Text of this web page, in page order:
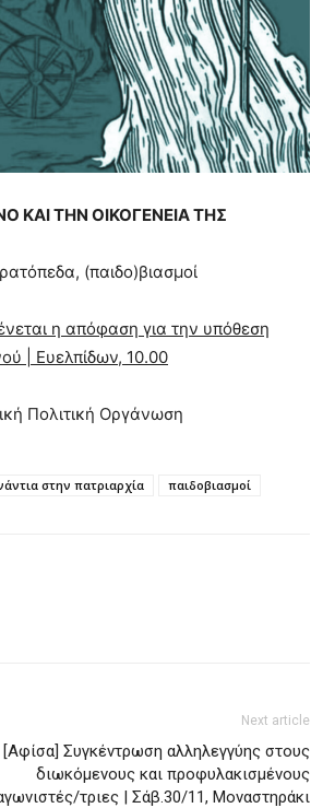
ΤΗΝ ΟΙΚΟΓΕΝΕΙΑ ΤΗΣ
(παιδο)βιασμοί
η απόφαση για την υπόθεση
| Ευελπίδων, 10.00
Πολιτική Οργάνωση
στην πατριαρχία παιδοβιασμοί
Next article
[Αφίσα] Συγκέντρωση αλληλεγγύης στους
διωκόμενους και προφυλακισμένους
τριες | Σάβ.30/11, Μοναστηράκι